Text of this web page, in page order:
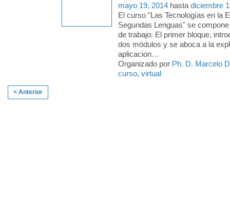
mayo 19, 2014 hasta diciembre
El curso "Las Tecnologías en la
Segundas Lenguas" se
de trabajo: El primer bloque,
dos módulos y se aboca a la
aplicacion…
Organizado por Ph. D. Marcelo
curso, virtual
< Anterior